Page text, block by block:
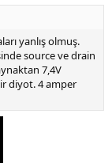
yanlış olmuş.
source ve drain
7,4V
diyot. 4 amper